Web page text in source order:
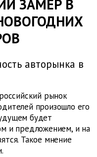
ЗАМЕР В
авторынка в
рынок
произошло его
будет
и предложением, и на
Такое мнение